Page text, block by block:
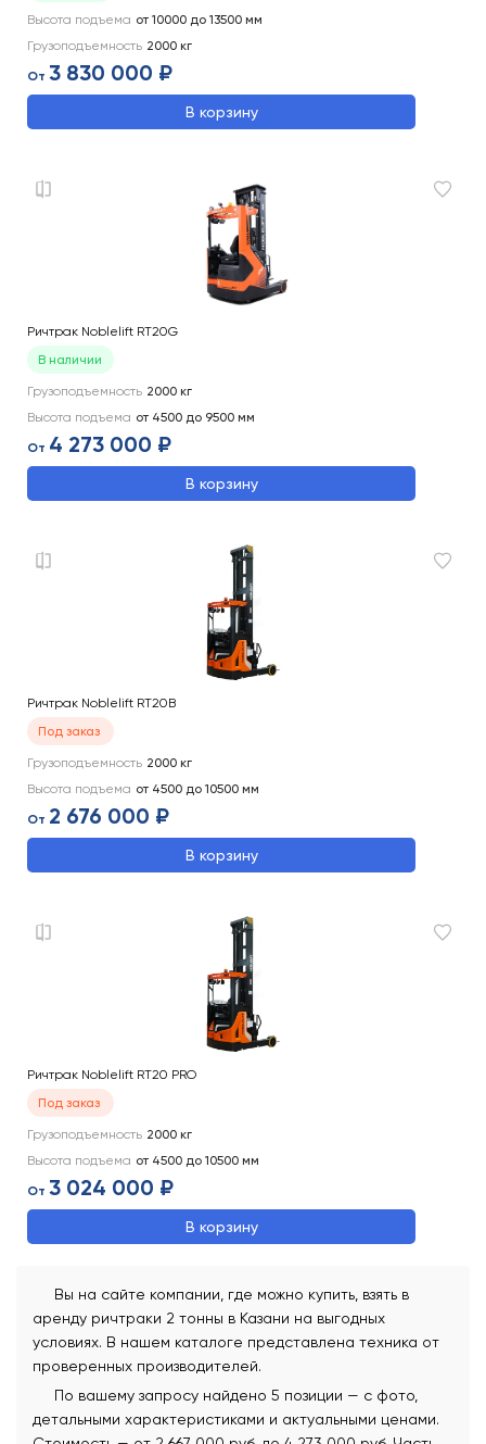
Высота подъема от 10000 до 13500 мм
Грузоподъемность 2000 кг
От 3 830 000 ₽
В корзину
Ричтрак Noblelift RT20G
В наличии
Грузоподъемность 2000 кг
Высота подъема от 4500 до 9500 мм
От 4 273 000 ₽
В корзину
Ричтрак Noblelift RT20B
Под заказ
Грузоподъемность 2000 кг
Высота подъема от 4500 до 10500 мм
От 2 676 000 ₽
В корзину
Ричтрак Noblelift RT20 PRO
Под заказ
Грузоподъемность 2000 кг
Высота подъема от 4500 до 10500 мм
От 3 024 000 ₽
В корзину
Вы на сайте компании, где можно купить, взять в
аренду ричтраки 2 тонны в Казани на выгодных
условиях. В нашем каталоге представлена техника от
проверенных производителей.
По вашему запросу найдено 5 позиции — с фото,
детальными характеристиками и актуальными ценами.